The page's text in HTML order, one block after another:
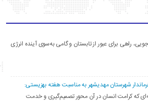
راهی برای عبور از تابستان و گامی به‌سوی آینده انرژی
شهرستان مهدیشهر به مناسبت هفته بهزیستی:
که کرامت انسان در آن محور تصمیم‌گیری و خدمت